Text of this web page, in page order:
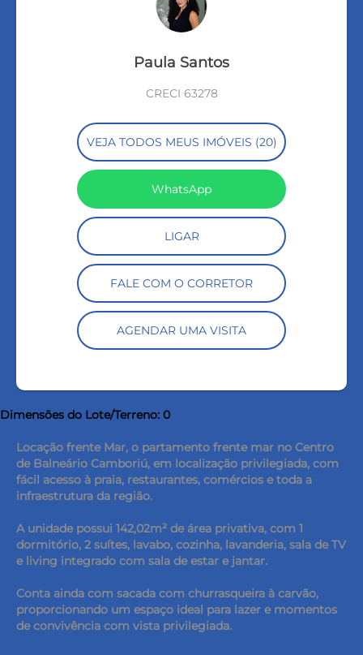
Paula Santos
CRECI 63278
VEJA TODOS MEUS IMÓVEIS (20)
WhatsApp
LIGAR
FALE COM O CORRETOR
AGENDAR UMA VISITA
Dimensões do Lote/Terreno: 0
Locação frente Mar, o partamento frente mar no Centro
de Balneário Camboriú, em localização privilegiada, com
fácil acesso à praia, restaurantes, comércios e toda a
infraestrutura da região.
A unidade possui 142,02m² de área privativa, com 1
dormitório, 2 suítes, lavabo, cozinha, lavanderia, sala de TV
e living integrado com sala de estar e jantar.
Conta ainda com sacada com churrasqueira à carvão,
proporcionando um espaço ideal para lazer e momentos
de convivência com vista privilegiada.